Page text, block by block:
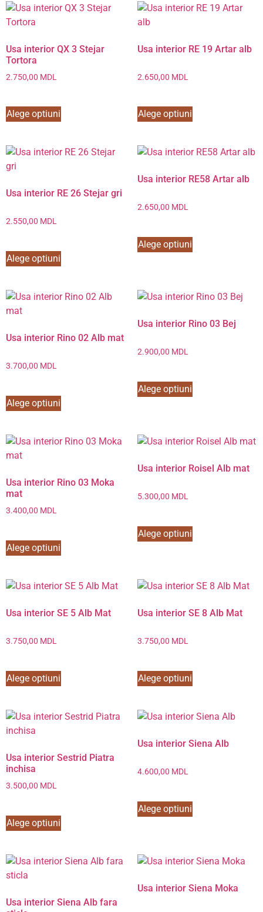
Usa interior QX 3 Stejar
Tortora
2.750,00 MDL
Alege optiuni
Usa interior RE 19 Artar alb
2.650,00 MDL
Alege optiuni
Usa interior RE 26 Stejar gri
2.550,00 MDL
Alege optiuni
Usa interior RE58 Artar alb
2.650,00 MDL
Alege optiuni
Usa interior Rino 02 Alb mat
3.700,00 MDL
Alege optiuni
Usa interior Rino 03 Bej
2.900,00 MDL
Alege optiuni
Usa interior Rino 03 Moka
mat
3.400,00 MDL
Alege optiuni
Usa interior Roisel Alb mat
5.300,00 MDL
Alege optiuni
Usa interior SE 5 Alb Mat
3.750,00 MDL
Alege optiuni
Usa interior SE 8 Alb Mat
3.750,00 MDL
Alege optiuni
Usa interior Sestrid Piatra
inchisa
3.500,00 MDL
Alege optiuni
Usa interior Siena Alb
4.600,00 MDL
Alege optiuni
Usa interior Siena Alb fara
Usa interior Siena Moka